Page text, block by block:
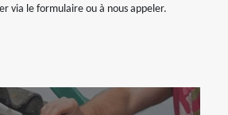
via le formulaire ou à nous appeler.